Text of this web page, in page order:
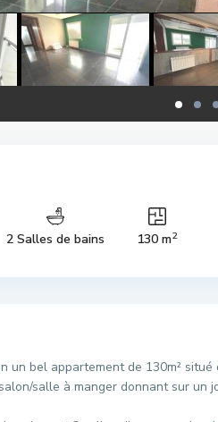
2 Salles de bains 130 m2
un bel appartement de 130m² situé
salle à manger donnant sur un